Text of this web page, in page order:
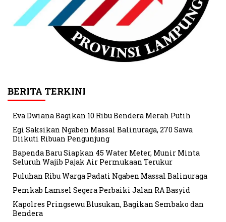
BERITA TERKINI
Eva Dwiana Bagikan 10 Ribu Bendera Merah Putih
Egi Saksikan Ngaben Massal Balinuraga, 270 Sawa
Diikuti Ribuan Pengunjung
Bapenda Baru Siapkan 45 Water Meter, Munir Minta
Seluruh Wajib Pajak Air Permukaan Terukur
Puluhan Ribu Warga Padati Ngaben Massal Balinuraga
Pemkab Lamsel Segera Perbaiki Jalan RA Basyid
Kapolres Pringsewu Blusukan, Bagikan Sembako dan
Bendera